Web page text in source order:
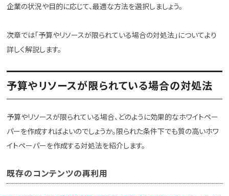
企業の状況や目的に応じて、最適な方法を選択しましょう。
次章では「予算やリソースが限られている場合の対処法」についてより
詳しく解説します。
予算やリソースが限られている場合の対処法
予算やリソースが限られている場合、どのように効果的なホワイトペー
パーを作成すればよいのでしょうか。限られた条件下でも質の高いホワ
イトペーパーを作成する対処法を紹介します。
既存のコンテンツの再利用